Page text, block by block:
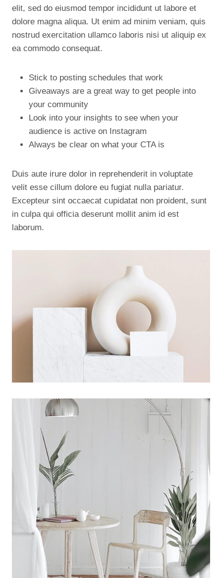
elit, sed do eiusmod tempor incididunt ut labore et
dolore magna aliqua. Ut enim ad minim veniam, quis
nostrud exercitation ullamco laboris nisi ut aliquip ex
ea commodo consequat.
Stick to posting schedules that work
Giveaways are a great way to get people into
your community
Look into your insights to see when your
audience is active on Instagram
Always be clear on what your CTA is
Duis aute irure dolor in reprehenderit in voluptate
velit esse cillum dolore eu fugiat nulla pariatur.
Excepteur sint occaecat cupidatat non proident, sunt
in culpa qui officia deserunt mollit anim id est
laborum.